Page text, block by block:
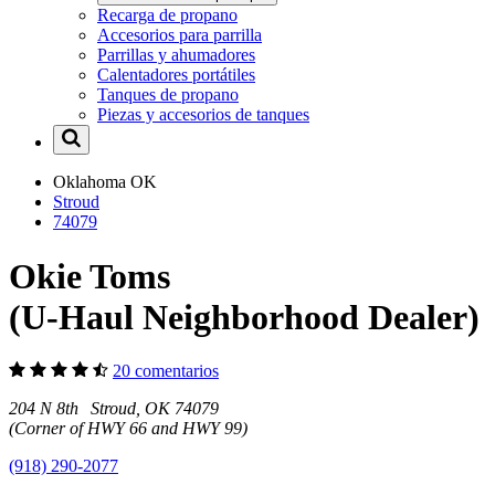
Recarga de propano
Accesorios para parrilla
Parrillas y ahumadores
Calentadores portátiles
Tanques de propano
Piezas y accesorios de tanques
Oklahoma OK
Stroud
74079
Okie Toms
(U-Haul Neighborhood Dealer)
20 comentarios
204 N 8th Stroud, OK 74079
(Corner of HWY 66 and HWY 99)
(918) 290-2077